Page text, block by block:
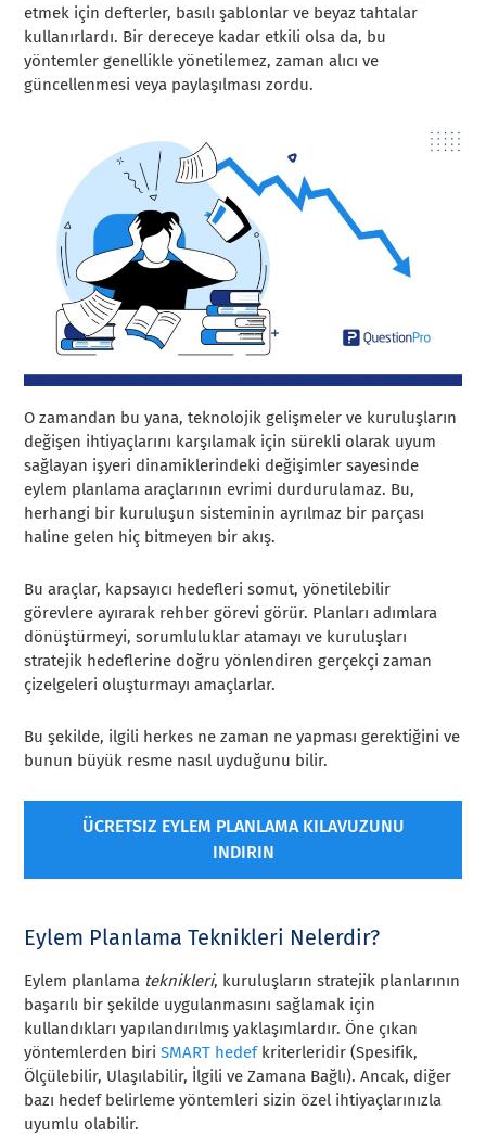
etmek için defterler, basılı şablonlar ve beyaz tahtalar
kullanırlardı. Bir dereceye kadar etkili olsa da, bu
yöntemler genellikle yönetilemez, zaman alıcı ve
güncellenmesi veya paylaşılması zordu.
O zamandan bu yana, teknolojik gelişmeler ve kuruluşların
değişen ihtiyaçlarını karşılamak için sürekli olarak uyum
sağlayan işyeri dinamiklerindeki değişimler sayesinde
eylem planlama araçlarının evrimi durdurulamaz. Bu,
herhangi bir kuruluşun sisteminin ayrılmaz bir parçası
haline gelen hiç bitmeyen bir akış.
Bu araçlar, kapsayıcı hedefleri somut, yönetilebilir
görevlere ayırarak rehber görevi görür. Planları adımlara
dönüştürmeyi, sorumluluklar atamayı ve kuruluşları
stratejik hedeflerine doğru yönlendiren gerçekçi zaman
çizelgeleri oluşturmayı amaçlarlar.
Bu şekilde, ilgili herkes ne zaman ne yapması gerektiğini ve
bunun büyük resme nasıl uyduğunu bilir.
ÜCRETSIZ EYLEM PLANLAMA KILAVUZUNU
INDIRIN
Eylem Planlama Teknikleri Nelerdir?
Eylem planlama teknikleri, kuruluşların stratejik planlarının
başarılı bir şekilde uygulanmasını sağlamak için
kullandıkları yapılandırılmış yaklaşımlardır. Öne çıkan
yöntemlerden biriSMART hedefkriterleridir (Spesifik,
Ölçülebilir, Ulaşılabilir, İlgili ve Zamana Bağlı). Ancak, diğer
bazı hedef belirleme yöntemleri sizin özel ihtiyaçlarınızla
uyumlu olabilir.